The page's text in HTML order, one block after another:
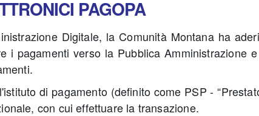
PAGOPA
Digitale, la Comunità Montana ha
i pagamenti verso la Pubblica Amministrazione
di pagamento (definito come PSP -
con cui effettuare la transazione.